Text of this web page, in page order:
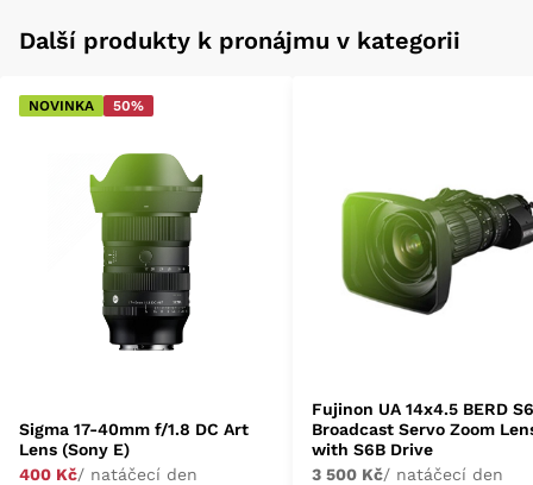
Další produkty k pronájmu v kategorii
NOVINKA 50%
Sigma 17-40mm f/1.8 DC Art
Lens (Sony E)
400 Kč/ natáčecí den
Fujinon UA 14x4.5 BERD
Broadcast Servo Zoom
with S6B Drive
3 500 Kč/ natáčecí den